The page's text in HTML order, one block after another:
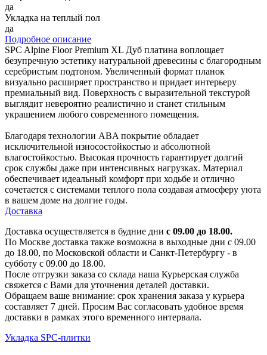
да
Укладка на теплый пол
да
Подробное описание
SPC Alpine Floor Premium XL Дуб платина воплощает
безупречную эстетику натуральной древесины с благородным
серебристым подтоном. Увеличенный формат планок
визуально расширяет пространство и придает интерьеру
премиальный вид. Поверхность с выразительной текстурой
выглядит невероятно реалистично и станет стильным
украшением любого современного помещения.
Благодаря технологии ABA покрытие обладает
исключительной износостойкостью и абсолютной
влагостойкостью. Высокая прочность гарантирует долгий
срок службы даже при интенсивных нагрузках. Материал
обеспечивает идеальный комфорт при ходьбе и отлично
сочетается с системами теплого пола создавая атмосферу уюта
в вашем доме на долгие годы.
Доставка
Доставка осуществляется в будние дни с 09.00 до 18.00.
По Москве доставка также возможна в выходные дни с 09.00
до 18.00, по Московской области и Санкт-Петербургу - в
субботу с 09.00 до 18.00.
После отгрузки заказа со склада наша Курьерская служба
свяжется с Вами для уточнения деталей доставки.
Обращаем ваше внимание: срок хранения заказа у курьера
составляет 7 дней. Просим Вас согласовать удобное время
доставки в рамках этого временного интервала.
Укладка SPC-плитки